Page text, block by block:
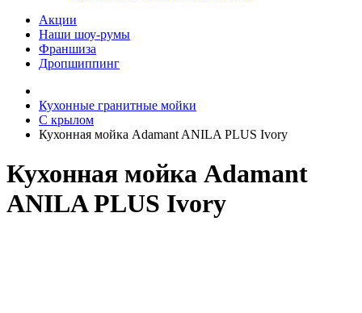
Акции
Наши шоу-румы
Франшиза
Дропшиппинг
Кухонные гранитные мойки
С крылом
Кухонная мойка Adamant ANILA PLUS Ivory
Кухонная мойка Adamant
ANILA PLUS Ivory